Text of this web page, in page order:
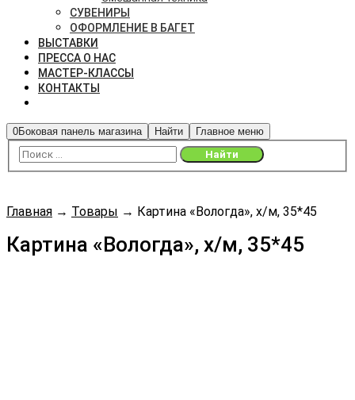
СУВЕНИРЫ
ОФОРМЛЕНИЕ В БАГЕТ
ВЫСТАВКИ
ПРЕССА О НАС
МАСТЕР-КЛАССЫ
КОНТАКТЫ
0Боковая панель магазина Найти Главное меню
Главная → Товары → Картина «Вологда», х/м, 35*45
Картина «Вологда», х/м, 35*45